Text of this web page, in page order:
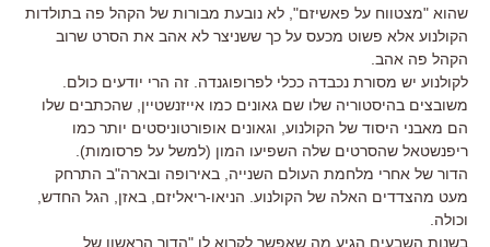
שהוא "מצטווח על פאשיזם", לא נובעת מבורות של הקהל פה בתולדות
הקולנוע אלא פשוט מכעס על כך ששניצר לא אהב את הסרט שרוב
הקהל פה אהב.
לקולנוע יש מסורת נכבדה ככלי לפרופוגנדה. זה הרי יודעים כולם.
משובצים בהיסטוריה שלו שם גאונים כמו אייזנשטיין, שהכתבים שלו
הם מאבני היסוד של הקולנוע, וגאונים אופורטוניסטים יותר כמו
ריפנשטאל שהסרטים שלה השפיעו המון (למשל על פרסומות).
הדור של אחרי מלחמת העולם השנייה, באירופה ובארה"ב התרחק
מעט מהצדדים האלה של הקולנוע. הניאו-ריאליזם, באזן, הגל החדש,
וכולה.
בשנות השבעים הגיע מה שאפשר לקרוא לו "הדור הראשון של